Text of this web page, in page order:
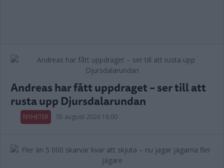
Andreas har fått uppdraget – ser till att
rusta upp Djursdalarundan
NYHETER 05 augusti 2026 18.00